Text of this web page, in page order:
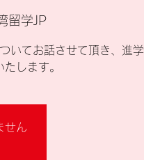
留学JP
いてお話させて頂き、進学
します。
せん